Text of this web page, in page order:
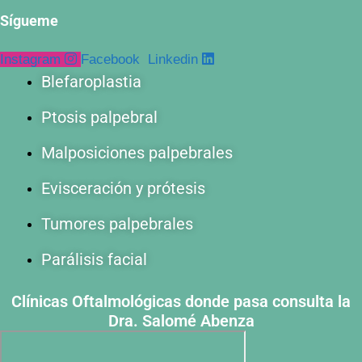
Sígueme
Instagram Facebook Linkedin
Blefaroplastia
Ptosis palpebral
Malposiciones palpebrales
Evisceración y prótesis
Tumores palpebrales
Parálisis facial
Clínicas Oftalmológicas donde pasa consulta la
Dra. Salomé Abenza